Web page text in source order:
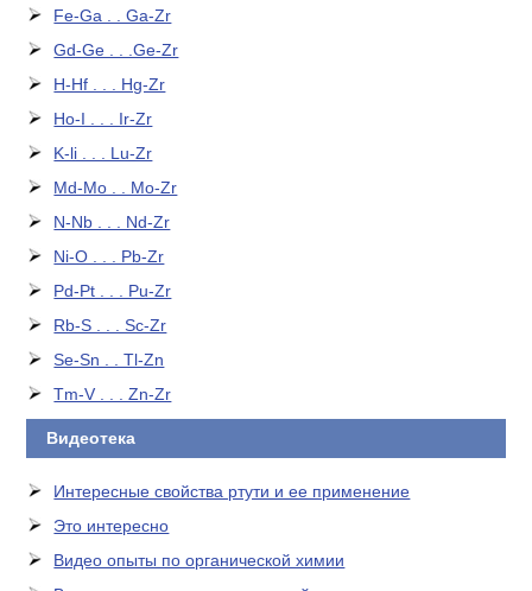
Fe-Ga . . Ga-Zr
Gd-Ge . . .Ge-Zr
H-Hf . . . Hg-Zr
Ho-I . . . Ir-Zr
K-li . . . Lu-Zr
Md-Mo . . Mo-Zr
N-Nb . . . Nd-Zr
Ni-O . . . Pb-Zr
Pd-Pt . . . Pu-Zr
Rb-S . . . Sc-Zr
Se-Sn . . Tl-Zn
Tm-V . . . Zn-Zr
Видеотека
Интересные свойства ртути и ее применение
Это интересно
Видео опыты по органической химии